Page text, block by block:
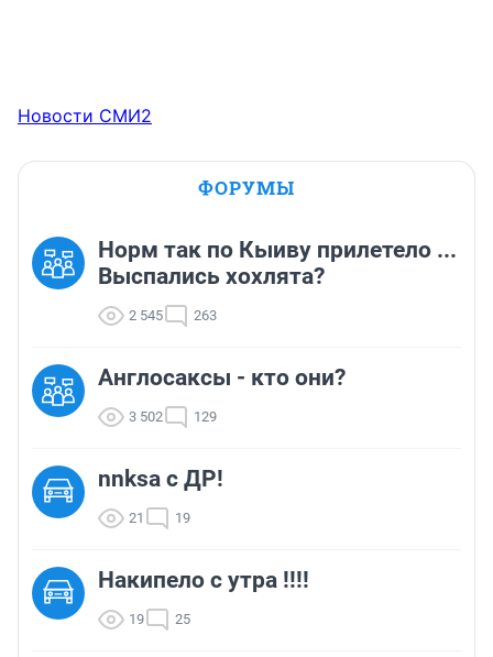
Новости СМИ2
ФОРУМЫ
Норм так по Кыиву прилетело ...
Выспались хохлята?
2 545 263
Англосаксы - кто они?
3 502 129
nnksa с ДР!
21 19
Накипело с утра !!!!
19 25